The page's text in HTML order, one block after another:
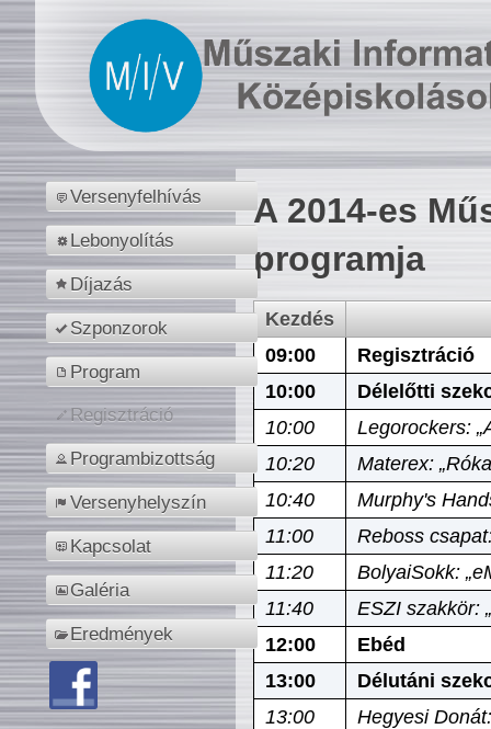
Versenyfelhívás
Lebonyolítás
Díjazás
Szponzorok
Program
Regisztráció
Programbizottság
Versenyhelyszín
Kapcsolat
Galéria
Eredmények
A 2014-es
programja
Kezdés
09:00
Regisztráció
10:00
Délelőtti
10:00
Legorockers:
10:20
Materex:
10:40
Murphy's
11:00
Reboss
11:20
BolyaiSokk:
11:40
ESZI szakkör:
12:00
Ebéd
13:00
Délutáni
13:00
Hegyesi